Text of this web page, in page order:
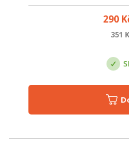
290
351